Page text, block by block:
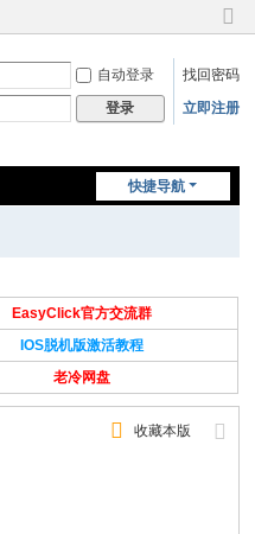
切
到
窄
自动登录
找回密码
登录 立即注册
快捷导航
EasyClick官方交流群
IOS脱机版激活教程
老冷网盘
收藏本版